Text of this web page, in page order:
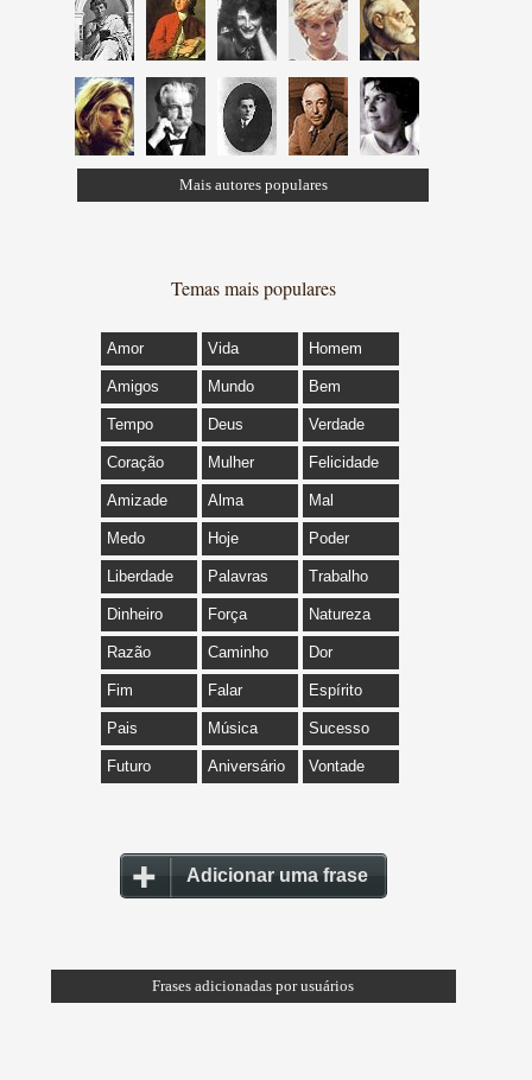
Mais autores populares
Temas mais populares
Amor Vida Homem
Amigos Mundo Bem
Tempo Deus Verdade
Coração Mulher Felicidade
Amizade Alma Mal
Medo Hoje Poder
Liberdade Palavras Trabalho
Dinheiro Força Natureza
Razão Caminho Dor
Fim Falar Espírito
Pais Música Sucesso
Futuro Aniversário Vontade
Adicionar uma frase
Frases adicionadas por usuários